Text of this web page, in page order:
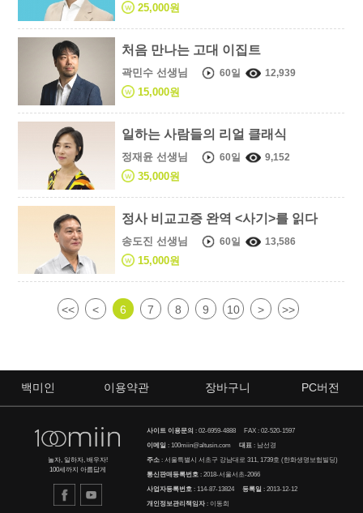
25,000원
처음 만나는 고대 이집트
곽민수 선생님 60일 12,939
15,000원
일하는 사람들의 리얼 클래식
정재윤 선생님 60일 9,152
35,000원
정사 비교고증 완역 <사기>를 읽다
송도진 선생님 60일 13,586
15,000원
<< < 6 7 8 9 10 > >>
백미인 이용약관 장바구니 PC버전
놀자, 일하자, 배우자!
100세까지 아름답게
사이트 이용문의 :02-6959-4888 FAX : 02-520-1597
이메일 :100miin@altusin.com 대표 : 남선경
주소 : 서울특별시 서초구 강남대로 311, 1739호 (한화생명보험빌딩)
통신판매등록번호 : 2018-서울서초-2066
사업자등록번호 : 114-87-13824등록일 : 2013-12-12
개인정보관리책임자 : 이동희